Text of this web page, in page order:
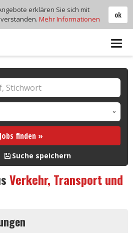
Jobs finden »
Suche speichern
Verkehr, Transport und
ok
erklären Sie sich mit
Mehr Informationen